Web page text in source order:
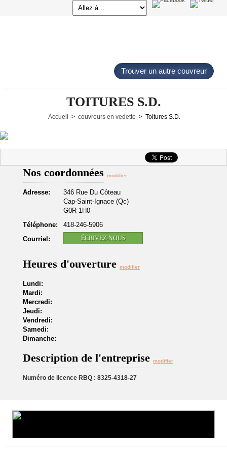
Trouver un autre couvreur
TOITURES S.D.
Accueil > couvreurs en vedette > Toitures S.D.
Nos coordonnées modifier
Adresse:
346 Rue Du Côteau
Cap-Saint-Ignace (Qc)
G0R 1H0
Téléphone:
418-246-5906
Courriel:
ÉCRIVEZ-NOUS
Heures d'ouverture modifier
Lundi:
Mardi:
Mercredi:
Jeudi:
Vendredi:
Samedi:
Dimanche:
Description de l'entreprise modifier
Numéro de licence RBQ : 8325-4318-27